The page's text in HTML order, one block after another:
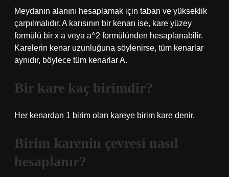
Meydanın alanını hesaplamak için taban ve yükseklik
çarpılmalıdır. A karısının bir kenarı ise, kare yüzey
formülü bir x a veya a^2 formülünden hesaplanabilir.
Karelerin kenar uzunluğuna söylenirse, tüm kenarlar
aynıdır, böylece tüm kenarlar A.
Bir kare kaç birimdir?
Her kenardan 1 birim olan kareye birim kare denir.
Birim karenin çevresi nasıl
hesaplanır?